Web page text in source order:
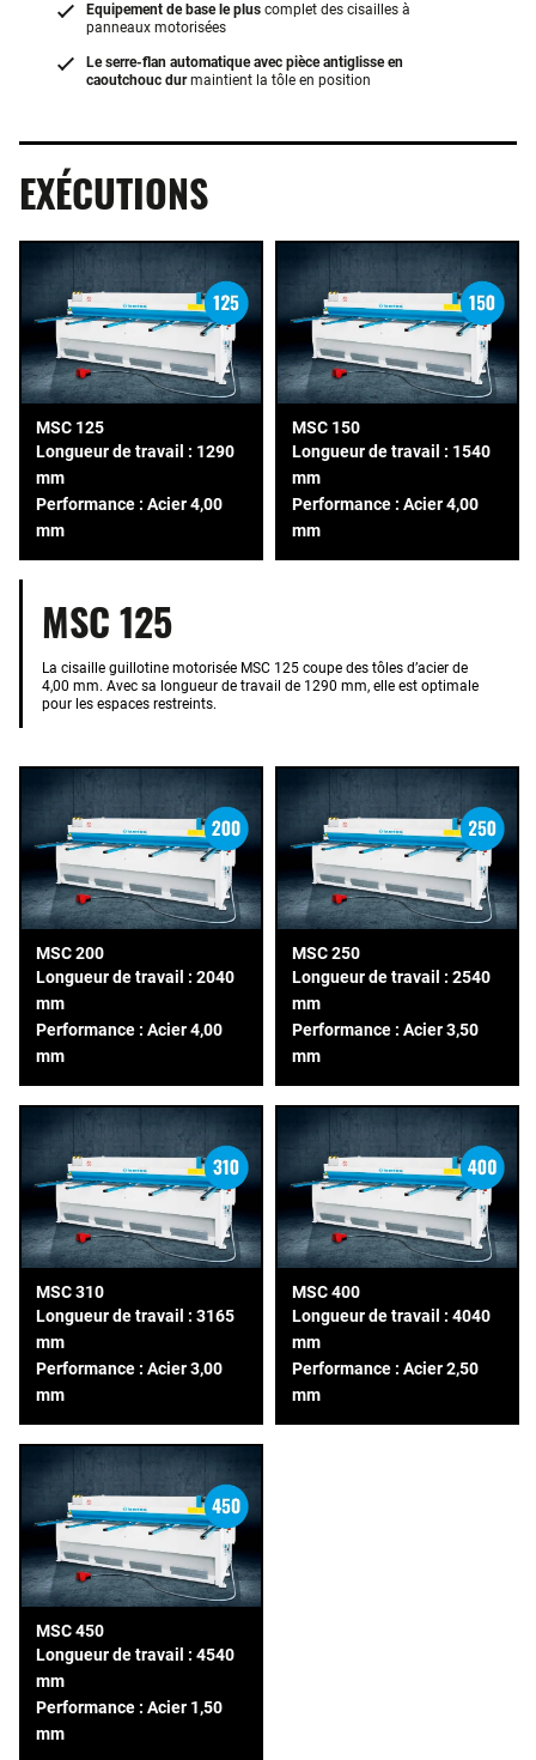
Equipement de base le plus complet des cisailles à
panneaux motorisées
Le serre-flan automatique avec pièce antiglisse en
caoutchouc durmaintient la tôle en position
EXÉCUTIONS
MSC 125
Longueur de travail : 1290
mm
Performance : Acier 4,00
mm
MSC 150
Longueur de travail : 1540
mm
Performance : Acier 4,00
mm
MSC 125
La cisaille guillotine motorisée MSC 125 coupe des tôles d’acier de
4,00 mm. Avec sa longueur de travail de 1290 mm, elle est optimale
pour les espaces restreints.
MSC 200
Longueur de travail : 2040
mm
Performance : Acier 4,00
mm
MSC 250
Longueur de travail : 2540
mm
Performance : Acier 3,50
mm
MSC 310
Longueur de travail : 3165
mm
Performance : Acier 3,00
mm
MSC 400
Longueur de travail : 4040
mm
Performance : Acier 2,50
mm
MSC 450
Longueur de travail : 4540
mm
Performance : Acier 1,50
mm